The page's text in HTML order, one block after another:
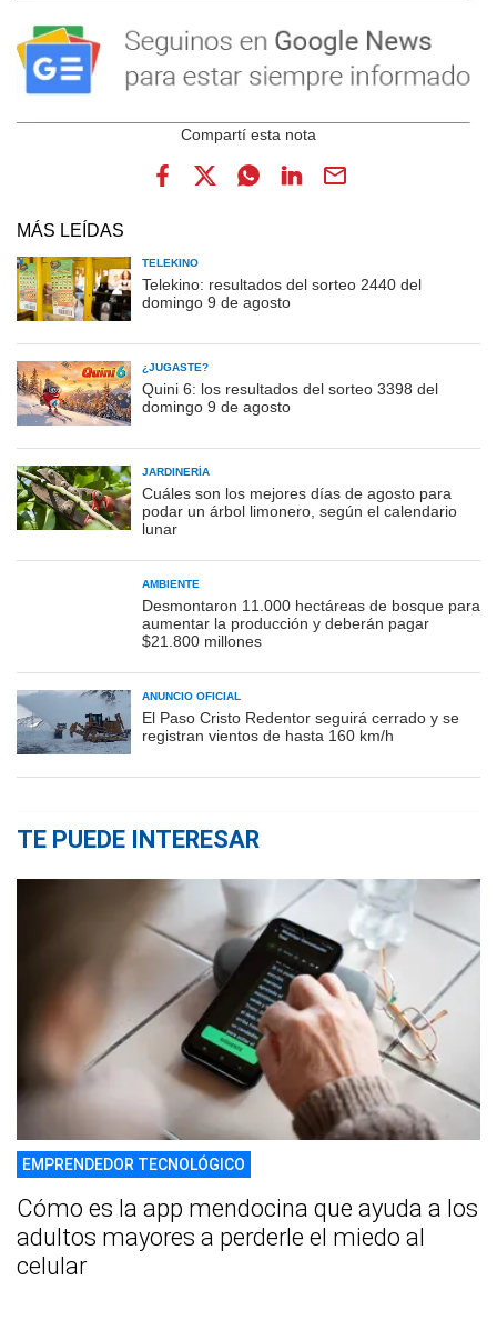
MÁS LEÍDAS
TELEKINO
Telekino: resultados del sorteo 2440 del
domingo 9 de agosto
¿JUGASTE?
Quini 6: los resultados del sorteo 3398 del
domingo 9 de agosto
JARDINERÍA
Cuáles son los mejores días de agosto para
podar un árbol limonero, según el calendario
lunar
AMBIENTE
Desmontaron 11.000 hectáreas de bosque para
aumentar la producción y deberán pagar
$21.800 millones
ANUNCIO OFICIAL
El Paso Cristo Redentor seguirá cerrado y se
registran vientos de hasta 160 km/h
TE PUEDE INTERESAR
EMPRENDEDOR TECNOLÓGICO
Cómo es la app mendocina que ayuda a los
adultos mayores a perderle el miedo al
celular